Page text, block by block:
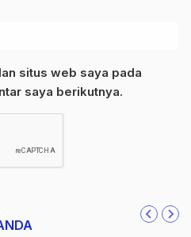
situs web saya pada
saya berikutnya.